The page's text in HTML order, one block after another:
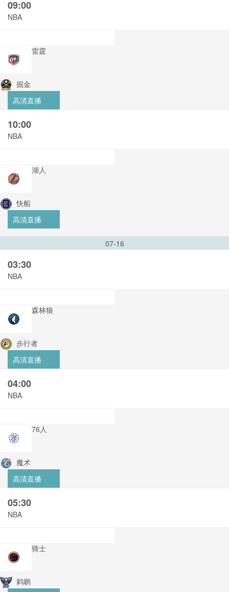
09:00
NBA
雷霆
掘金
高清直播
10:00
NBA
湖人
快船
高清直播
07-16
03:30
NBA
森林狼
步行者
高清直播
04:00
NBA
76人
魔术
高清直播
05:30
NBA
骑士
鹈鹕